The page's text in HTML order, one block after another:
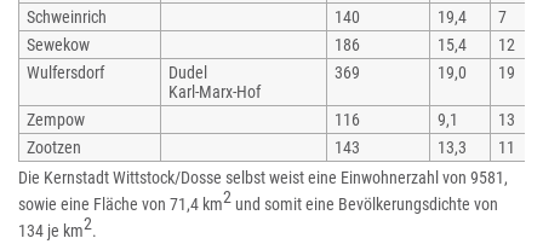
Schweinrich
140 19,4
7
Sewekow
186 15,4
12
Wulfersdorf
Dudel
Karl-Marx-Hof
369 19,0 19
Zempow 116 9,1
13
Zootzen
143 13,3
11
Die Kernstadt Wittstock/Dosse selbst weist eine Einwohnerzahl von 9581,
sowie eine Fläche von 71,4 km2 und somit eine Bevölkerungsdichte von
134 je km2.